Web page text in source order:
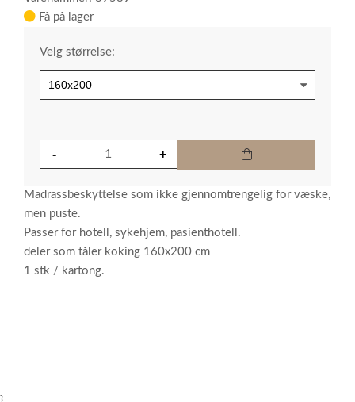
Få på lager
Velg størrelse:
Madrassbeskyttelse som ikke gjennomtrengelig for væske,
men puste.
Passer for hotell, sykehjem, pasienthotell.
deler som tåler koking 160x200 cm
1 stk / kartong.